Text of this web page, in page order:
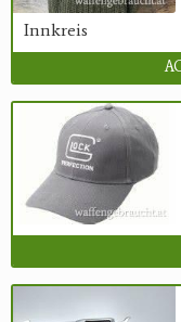
Innkreis